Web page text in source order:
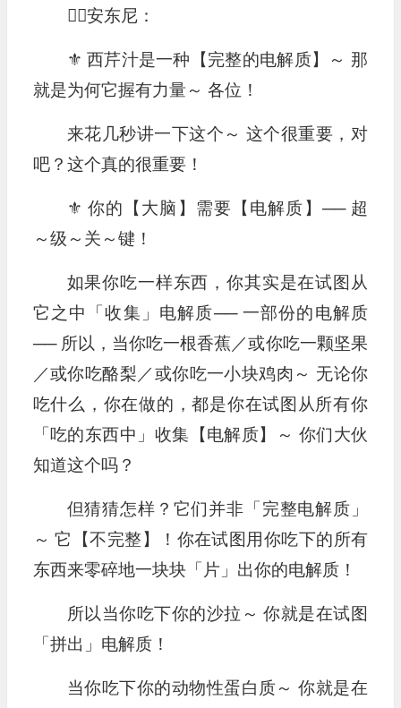
🧔‍♂️安东尼：
⚜️ 西芹汁是一种【完整的电解质】～ 那
就是为何它握有力量～ 各位！
来花几秒讲一下这个～ 这个很重要，对
吧？这个真的很重要！
⚜️ 你的【大脑】需要【电解质】── 超
～级～关～键！
如果你吃一样东西，你其实是在试图从
它之中「收集」电解质── 一部份的电解质
── 所以，当你吃一根香蕉／或你吃一颗坚果
／或你吃酪梨／或你吃一小块鸡肉～ 无论你
吃什么，你在做的，都是你在试图从所有你
「吃的东西中」收集【电解质】～ 你们大伙
知道这个吗？
但猜猜怎样？它们并非「完整电解质」
～ 它【不完整】！你在试图用你吃下的所有
东西来零碎地一块块「片」出你的电解质！
所以当你吃下你的沙拉～ 你就是在试图
「拼出」电解质！
当你吃下你的动物性蛋白质～ 你就是在